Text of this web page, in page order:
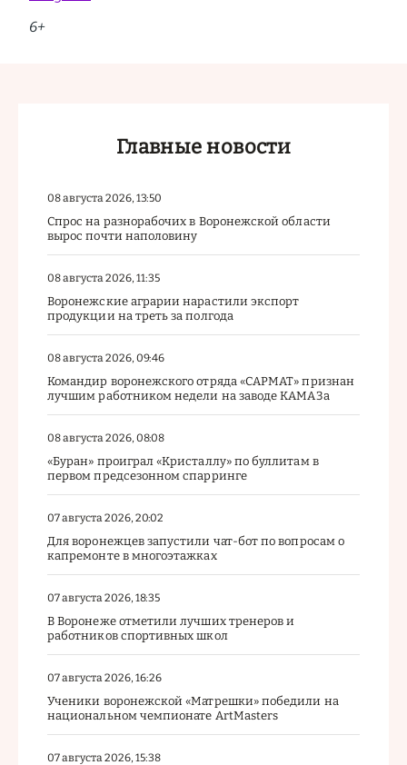
6+
Главные новости
08 августа 2026, 13:50
Спрос на разнорабочих в Воронежской области
вырос почти наполовину
08 августа 2026, 11:35
Воронежские аграрии нарастили экспорт
продукции на треть за полгода
08 августа 2026, 09:46
Командир воронежского отряда «САРМАТ» признан
лучшим работником недели на заводе КАМАЗа
08 августа 2026, 08:08
«Буран» проиграл «Кристаллу» по буллитам в
первом предсезонном спарринге
07 августа 2026, 20:02
Для воронежцев запустили чат-бот по вопросам о
капремонте в многоэтажках
07 августа 2026, 18:35
В Воронеже отметили лучших тренеров и
работников спортивных школ
07 августа 2026, 16:26
Ученики воронежской «Матрешки» победили на
национальном чемпионате ArtMasters
07 августа 2026, 15:38